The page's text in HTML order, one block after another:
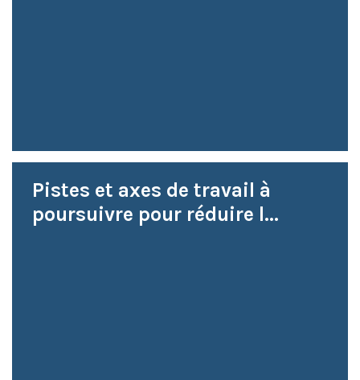
Pistes et axes de travail à
poursuivre pour réduire l...